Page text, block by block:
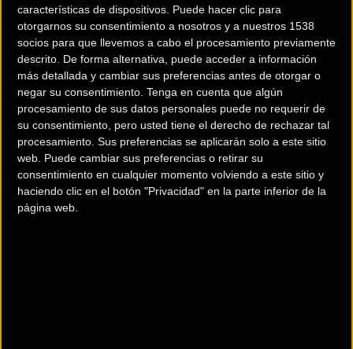
características de dispositivos. Puede hacer clic para
otorgarnos su consentimiento a nosotros y a nuestros 1538
socios para que llevemos a cabo el procesamiento previamente
descrito. De forma alternativa, puede acceder a información
más detallada y cambiar sus preferencias antes de otorgar o
negar su consentimiento. Tenga en cuenta que algún
procesamiento de sus datos personales puede no requerir de
su consentimiento, pero usted tiene el derecho de rechazar tal
procesamiento. Sus preferencias se aplicarán solo a este sitio
web. Puede cambiar sus preferencias o retirar su
consentimiento en cualquier momento volviendo a este sitio y
haciendo clic en el botón "Privacidad" en la parte inferior de la
página web.
Felipe Orts e Isma
Esteban una pareja para
optar a todo en La
Vuelta a Ibiza MTB 2024
La Mediterranean Epic
2024 nos traerá el
primer gran duelo
mundial del MTB XC
Maratón
MTB MTB